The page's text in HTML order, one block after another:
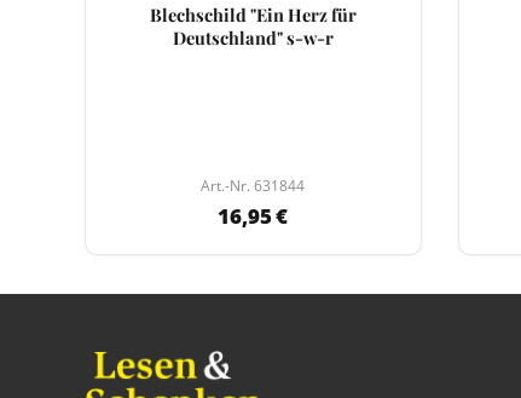
Blechschild "Ein Herz für
Deutschland" s-w-r
Art.-Nr. 631844
16,95 €